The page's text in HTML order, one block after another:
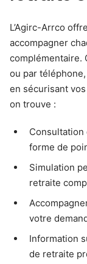
L’Agirc-Arrco
accompagner
complémentaire.
ou par
en sécurisant
on trouve :
Consultation
forme de
Simulation
retraite
votre
Information
de retraite